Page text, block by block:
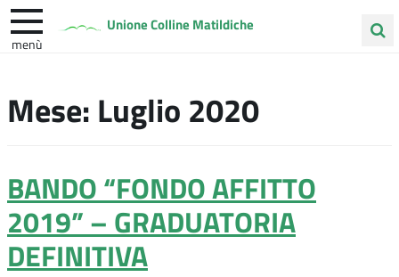
Unione Colline Matildiche
menù
sito
Mese: Luglio 2020
BANDO “FONDO AFFITTO
2019” – GRADUATORIA
DEFINITIVA